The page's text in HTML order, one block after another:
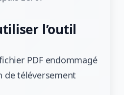
l’outil
PDF endommagé
de téléversement